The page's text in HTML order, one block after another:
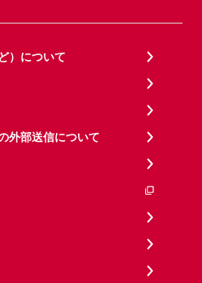
）について
外部送信について